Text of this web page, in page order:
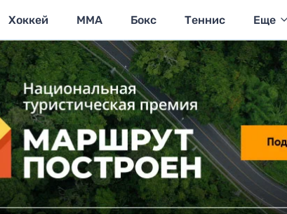
Хоккей MMA Бокс Теннис Еще